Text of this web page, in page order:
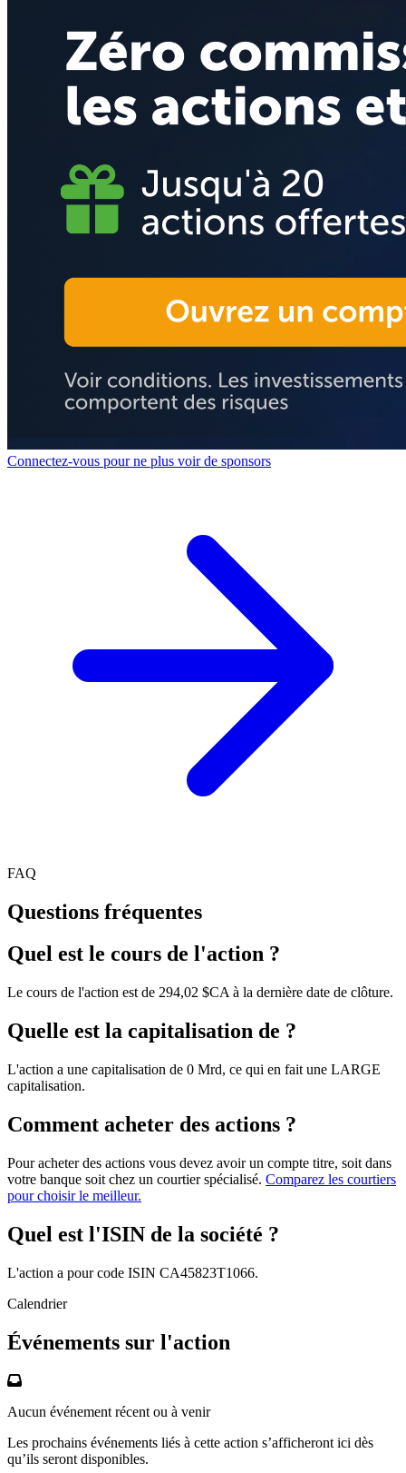
Connectez-vous pour ne plus voir de sponsors
FAQ
Questions fréquentes
Quel est le cours de l'action ?
Le cours de l'action est de 294,02 $CA à la dernière date de clôture.
Quelle est la capitalisation de ?
L'action a une capitalisation de 0 Mrd, ce qui en fait une LARGE
capitalisation.
Comment acheter des actions ?
Pour acheter des actions vous devez avoir un compte titre, soit dans
votre banque soit chez un courtier spécialisé. Comparez les courtiers
pour choisir le meilleur.
Quel est l'ISIN de la société ?
L'action a pour code ISIN CA45823T1066.
Calendrier
Événements sur l'action
Aucun événement récent ou à venir
Les prochains événements liés à cette action s’afficheront ici dès
qu’ils seront disponibles.